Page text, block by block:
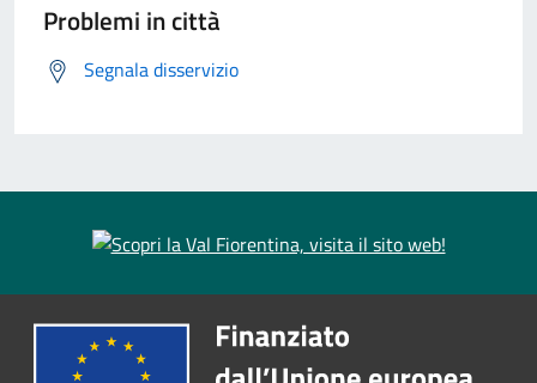
Problemi in città
Segnala disservizio